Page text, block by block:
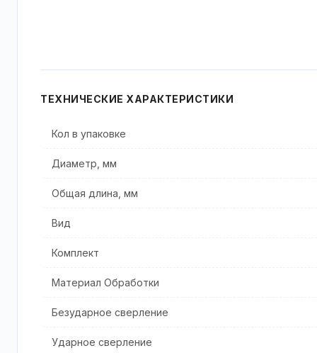
ТЕХНИЧЕСКИЕ ХАРАКТЕРИСТИКИ
Кол в упаковке
Диаметр, мм
Общая длина, мм
Вид
Комплект
Материал Обработки
Безударное сверление
Ударное сверление